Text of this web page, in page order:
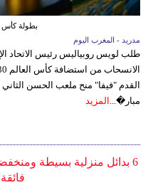
بطولة كأس
مدريد - المغرب اليوم
طلب لويس روبياليس رئيس الاتحاد
القدم "فيفا" منح ملعب الحسن
مبار�... المزيد
6 بدائل منزلية بسيطة